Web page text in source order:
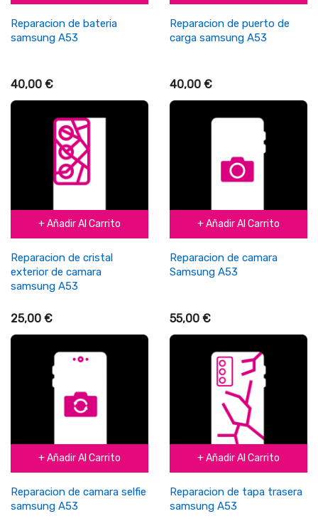
Reparacion de bateria
samsung A53
40,00 €
Reparacion de puerto de
carga samsung A53
40,00 €
+ Añadir Al Carrito
Reparacion de cristal
exterior de camara
samsung A53
25,00 €
+ Añadir Al Carrito
Reparacion de camara
Samsung A53
55,00 €
+ Añadir Al Carrito
Reparacion de camara selfie
samsung A53
+ Añadir Al Carrito
Reparacion de tapa trasera
samsung A53